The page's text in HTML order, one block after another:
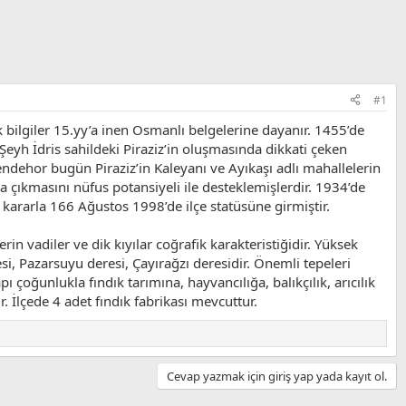
#1
15.yy’a inen Osmanlı belgelerine dayanır. 1455’de
İdris sahildeki Piraziz’in oluşmasında dikkati çeken
bugün Piraziz’in Kaleyanı ve Ayıkaşı adlı mahallelerin
nüfus potansiyeli ile desteklemişlerdir. 1934’de
166 Ağustos 1998’de ilçe statüsüne girmiştir.
vadiler ve dik kıyılar coğrafik karakteristiğidir. Yüksek
Pazarsuyu deresi, Çayırağzı deresidir. Önemli tepeleri
fındık tarımına, hayvancılığa, balıkçılık, arıcılık
İlçede 4 adet fındık fabrikası mevcuttur.
Cevap yazmak için giriş yap yada kayıt ol.